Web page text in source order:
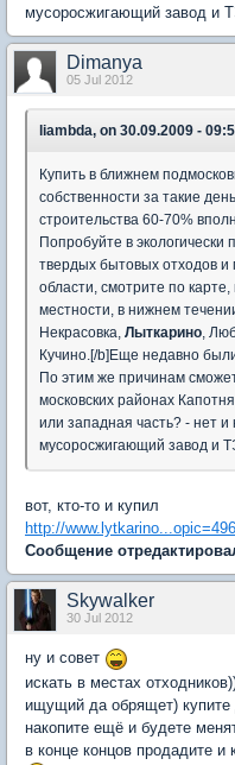
мусоросжигающий завод и
Dimanya
05 Jul 2012
liambda, on 30.09.2009 -
Купить в ближнем
собственности за такие
строительства 60-70%
Попробуйте в
твердых бытовых отходов и
области, смотрите по
местности, в нижнем
Некрасовка, Лыткарино,
Кучино.[/b]Еще недавно
По этим же причинам
московских районах
или западная часть? - нет
мусоросжигающий завод и
вот, кто-то и купил
http://
Сообщение
Skywalker
30 Jul 2012
ну и совет
искать в местах
ищущий да обрящет) купите
накопите ещё и будете
в конце концов продадите и